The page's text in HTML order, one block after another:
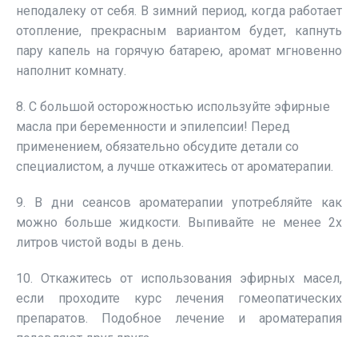
неподалеку от себя. В зимний период, когда работает
отопление, прекрасным вариантом будет, капнуть
пару капель на горячую батарею, аромат мгновенно
наполнит комнату.
8. С большой осторожностью используйте эфирные
масла при беременности и эпилепсии! Перед
применением, обязательно обсудите детали со
специалистом, а лучше откажитесь от ароматерапии.
9. В дни сеансов ароматерапии употребляйте как
можно больше жидкости. Выпивайте не менее 2х
литров чистой воды в день.
10. Откажитесь от использования эфирных масел,
если проходите курс лечения гомеопатических
препаратов. Подобное лечение и ароматерапия